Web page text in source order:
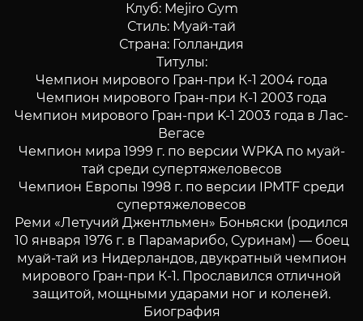
Клуб: Mejiro Gym
Стиль: Муай-тай
Страна: Голландия
Титулы:
Чемпион мирового Гран-при К-1 2004 года
Чемпион мирового Гран-при К-1 2003 года
Чемпион мирового Гран-при K-1 2003 года в Лас-
Вегасе
Чемпион мира 1999 г. по версии WPKA по муай-
тай среди супертяжеловесов
Чемпион Европы 1998 г. по версии IPMTF среди
супертяжеловесов
Реми «Летучий Джентльмен» Боньяски (родился
10 января 1976 г. в Парамарибо, Суринам) — боец
муай-тай из Нидерландов, двукратный чемпион
мирового Гран-при К-1. Прославился отличной
защитой, мощными ударами ног и коленей.
Биография